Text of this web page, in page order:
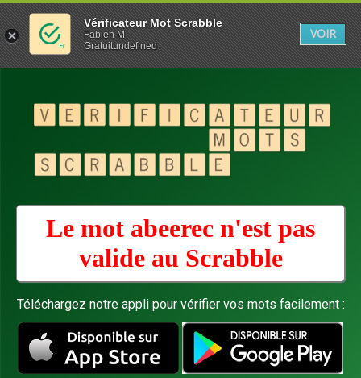
Le mot abeerec n'est pas
valide au Scrabble
Téléchargez notre appli pour vérifier vos mots facilement :
Vérificateur Mot Scrabble
Fabien M
Gratuitundefined
VOIR